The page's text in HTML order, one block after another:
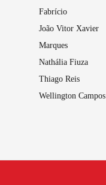
Fabrício
João Vitor Xavier
Marques
Nathália Fiuza
Thiago Reis
Wellington Campos